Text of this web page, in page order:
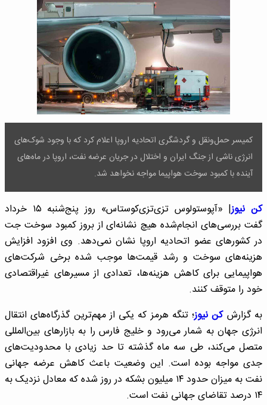
کمیسر حمل‌ونقل و گردشگری اتحادیه اروپا اعلام کرد که با وجود شوک‌های
انرژی ناشی از جنگ ایران و اختلال در جریان عرضه نفت، اروپا در ماه‌های
آینده با کمبود سوخت هواپیما مواجه نخواهد شد.
کن نیوز
| «آپوستولوس تزی‌تزی‌کوستاس» روز پنج‌شنبه ۱۵ خرداد
گفت بررسی‌های انجام‌شده هیچ نشانه‌ای از بروز کمبود سوخت جت
در کشورهای عضو اتحادیه اروپا نشان نمی‌دهد. وی افزود افزایش
هزینه‌های سوخت و رشد قیمت‌ها موجب شده برخی شرکت‌های
هواپیمایی برای کاهش هزینه‌ها، تعدادی از مسیرهای غیراقتصادی
خود را متوقف کنند.
به گزارشکن نیوز؛ تنگه هرمز که یکی از مهم‌ترین گذرگاه‌های انتقال
انرژی جهان به شمار می‌رود و خلیج فارس را به بازارهای بین‌المللی
متصل می‌کند، طی سه ماه گذشته تا حد زیادی با محدودیت‌های
جدی مواجه بوده است. این وضعیت باعث کاهش عرضه جهانی
نفت به میزان حدود ۱۴ میلیون بشکه در روز شده که معادل نزدیک به
۱۴ درصد تقاضای جهانی نفت است.